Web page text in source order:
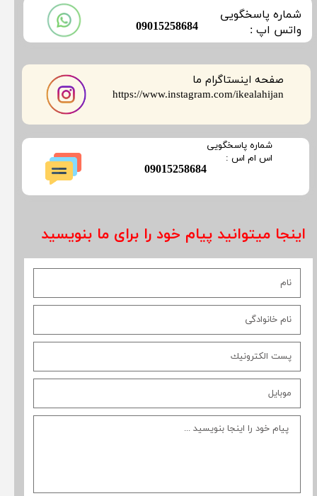
صفحه اینستاگرام ما
​​​​​​​https://www.instagram.com/ikealahijan
​شماره پاسخگویی
​​​​​واتس اپ :
​09015258684
اینجا میتوانید پیام خود را برای ما بنویسید
​09015258684
​شماره پاسخگویی
​​​​​اس ام اس :